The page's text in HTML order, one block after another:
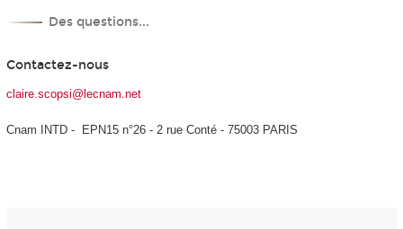
Des questions...
Contactez-nous
claire.scopsi@lecnam.net
Cnam INTD - EPN15 n°26 - 2 rue Conté - 75003 PARIS